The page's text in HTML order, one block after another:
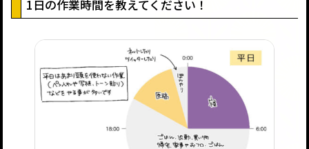
1日の作業時間を教えてください！